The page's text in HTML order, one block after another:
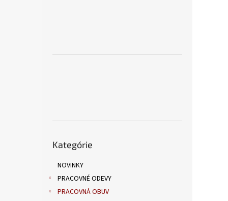
kategórie
Kategórie
NOVINKY
PRACOVNÉ ODEVY
PRACOVNÁ OBUV